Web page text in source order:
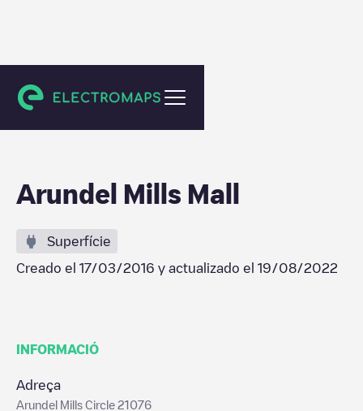
Hanover
Arundel Mills Mall
Superfície
Creado el 17/03/2016 y actualizado el 19/08/2022
INFORMACIÓ
Adreça
Arundel Mills Circle 21076